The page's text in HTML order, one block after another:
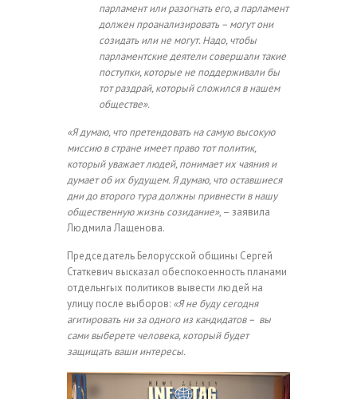
парламент или разогнать его, а парламент
должен проанализировать – могут они
созидать или не могут. Надо, чтобы
парламентские деятели совершали такие
поступки, которые не поддерживали бы
тот раздрай, который сложился в нашем
обществе».
«Я думаю, что претендовать на самую высокую
миссию в стране имеет право тот политик,
который уважает людей, понимает их чаяния и
думает об их будущем. Я думаю, что оставшиеся
дни до второго тура должны привнести в нашу
общественную жизнь созидание», – заявила
Людмила Лащенова.
Председатель Белорусской общины Сергей
Статкевич высказал обеспокоенность планами
отдельнгых политиков вывести людей на
улицу после выборов: «Я не буду сегодня
агитировать ни за одного из кандидатов – вы
сами выберете человека, который будет
защищать ваши интересы.